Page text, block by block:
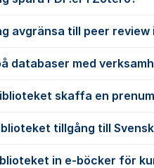
avgränsa till peer review
databaser med
skaffa en
tillgång till
in e-böcker för